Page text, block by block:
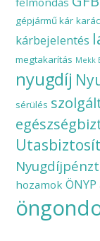
gépjármű kár
kárbejelentés
megtakarítás Mekk
nyugdíj
sérülés
hozamok ÖNYP